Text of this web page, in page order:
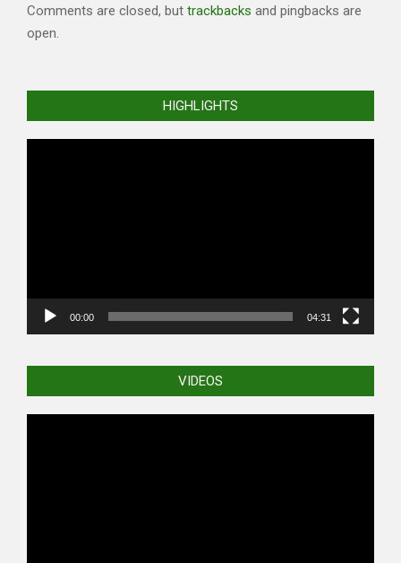
Comments are closed, but trackbacks and pingbacks are
open.
HIGHLIGHTS
00:00 04:31
VIDEOS